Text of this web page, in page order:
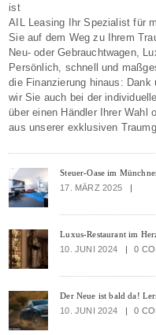
ist
AIL Leasing Ihr Spezialist für
Sie auf dem Weg zu Ihrem
Neu- oder Gebrauchtwagen,
Persönlich, schnell und
die Finanzierung hinaus:
wir Sie auch bei der
über einen Händler Ihrer Wahl
aus unserer exklusiven
Steuer-Oase im
17. MÄRZ 2025
Luxus-Restaurant im
10. JUNI 2024
0
Der Neue ist bald da!
10. JUNI 2024
0